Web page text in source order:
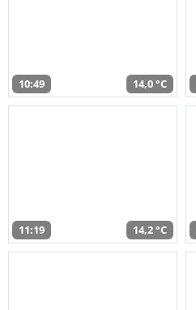
10:49 14,0 °C
11:19 14,2 °C